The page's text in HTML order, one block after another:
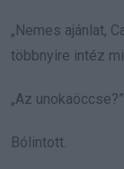
„Nemes ajánlat,
többnyire intéz
„Az unokaöccse?”
Bólintott.